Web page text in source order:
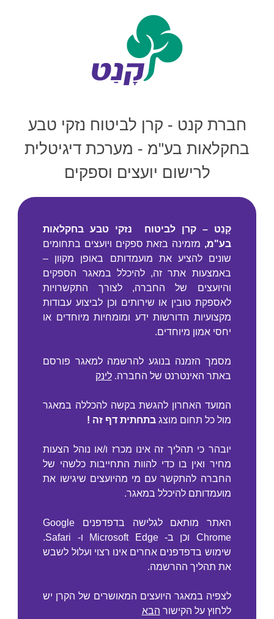
הַמְּסַיַּעַת
חברת קנט - קרן לביטוח נזקי טבע
בחקלאות בע"מ - מערכת דיגיטלית
לרישום יועצים וספקים
קָנַט – קרן לביטוח נזקי טבע בחקלאות
בע"מ, מזמינה בזאת ספקים ויועצים בתחומים
שונים להציע את מועמדותם באופן מקוון –
באמצעות אתר זה, להיכלל במאגר הספקים
והיועצים של החברה, לצורך התקשרויות
לאספקת טובין או שירותים וכן לביצוע עבודות
מקצועיות הדורשות ידע ומומחיות מיוחדים או
יחסי אמון מיוחדים.
מסמך הזמנה בנוגע להרשמה למאגר פורסם
באתר האינטרנט של החברה.לינק
המועד האחרון להגשת בקשה להכללה במאגר
מול כל תחום מוצגבתחתית דף זה !
יובהר כי תהליך זה אינו מכרז ו/או נוהל הצעות
מחיר ואין בו כדי להוות התחייבות כלשהי של
החברה להתקשר עם מי מהיועצים שיגישו את
מועמדותם להיכלל במאגר.
האתר מותאם לגלישה בדפדפנים Google
Chrome וכן ב-Microsoft Edge ו- Safari
.
שימוש בדפדפנים אחרים אינו רצוי ועלול לשבש
את תהליך ההרשמה.
לצפיה במאגר היועצים המאושרים של הקרן יש
ללחוץ על הקישור הבא